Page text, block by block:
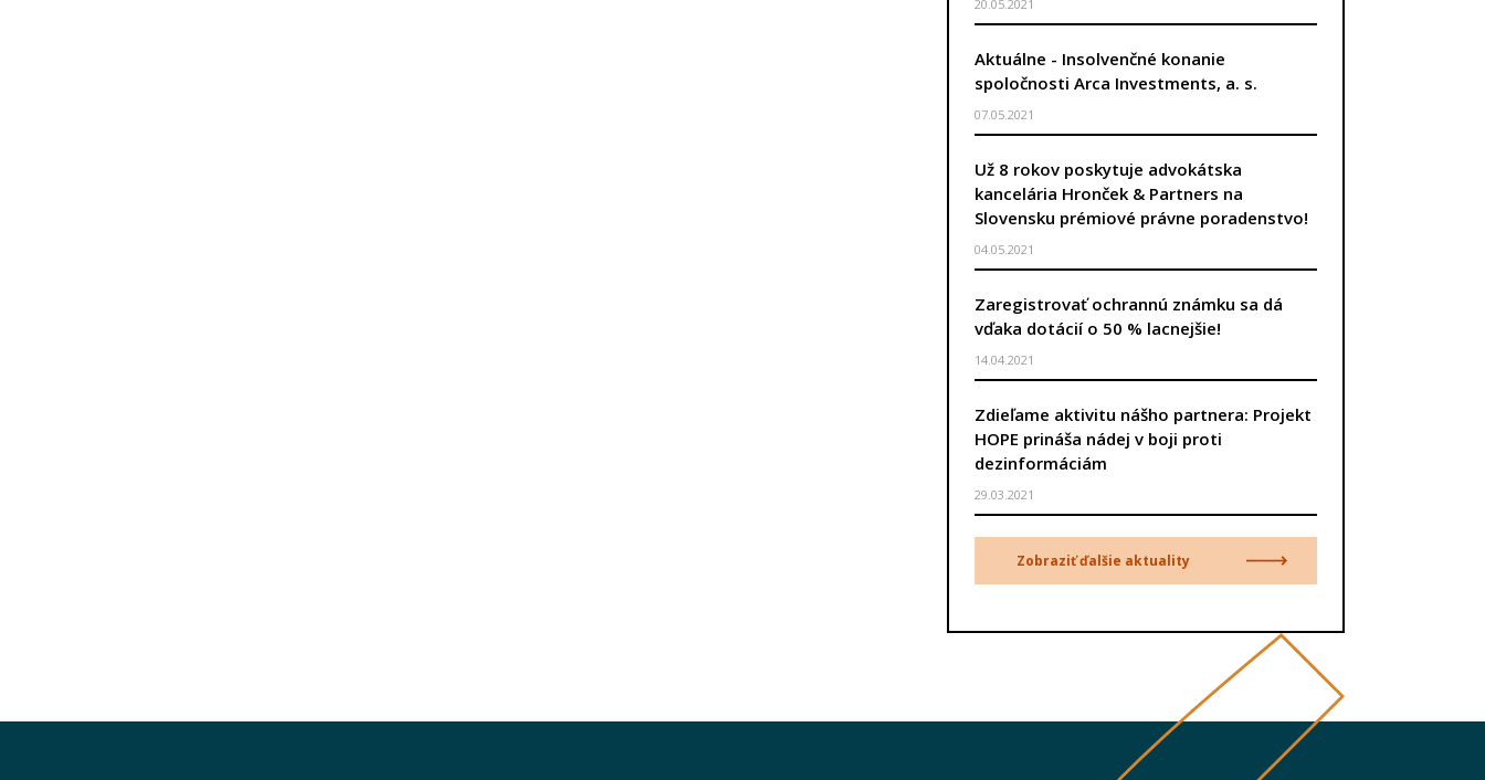
20.05.2021
Aktuálne - Insolvenčné konanie
spoločnosti Arca Investments, a. s.
07.05.2021
Už 8 rokov poskytuje advokátska
kancelária Hronček & Partners na
Slovensku prémiové právne poradenstvo!
04.05.2021
Zaregistrovať ochrannú známku sa dá
vďaka dotácií o 50 % lacnejšie!
14.04.2021
Zdieľame aktivitu nášho partnera: Projekt
HOPE prináša nádej v boji proti
dezinformáciám
29.03.2021
Zobraziť ďalšie aktuality